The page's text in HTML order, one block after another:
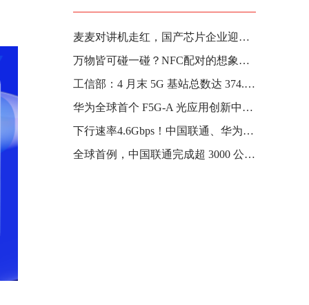
麦麦对讲机走红，国产芯片企业迎接泼天的富贵
万物皆可碰一碰？NFC配对的想象空间大不大？
工信部：4 月末 5G 基站总数达 374.8 万个，比上年末净增 37.2 万个
华为全球首个 F5G-A 光应用创新中心落户武汉
下行速率4.6Gbps！中国联通、华为完成首个5G-A室外规模组网验证
全球首例，中国联通完成超 3000 公里海量数据广域高通量无损传输验证